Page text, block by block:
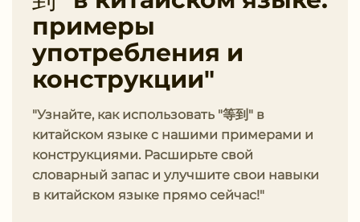
примеры
употребления и
конструкции"
"Узнайте, как использовать "等到" в
китайском языке с нашими примерами и
конструкциями. Расширьте свой
словарный запас и улучшите свои навыки
в китайском языке прямо сейчас!"